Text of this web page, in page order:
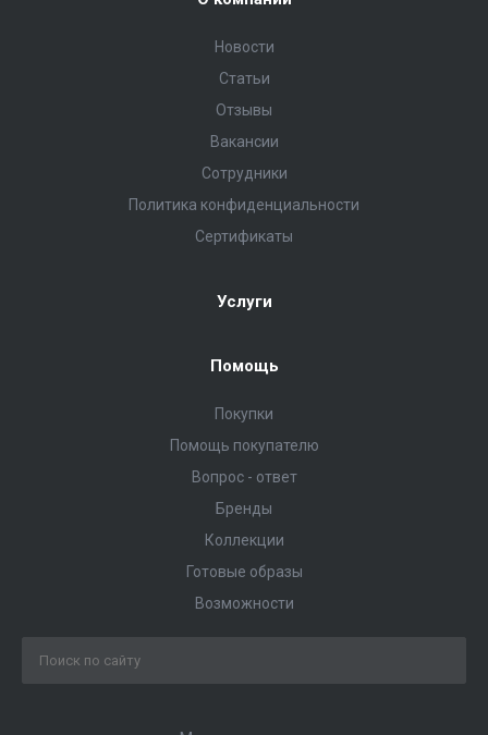
Новости
Статьи
Отзывы
Вакансии
Сотрудники
Политика конфиденциальности
Сертификаты
Услуги
Помощь
Покупки
Помощь покупателю
Вопрос - ответ
Бренды
Коллекции
Готовые образы
Возможности